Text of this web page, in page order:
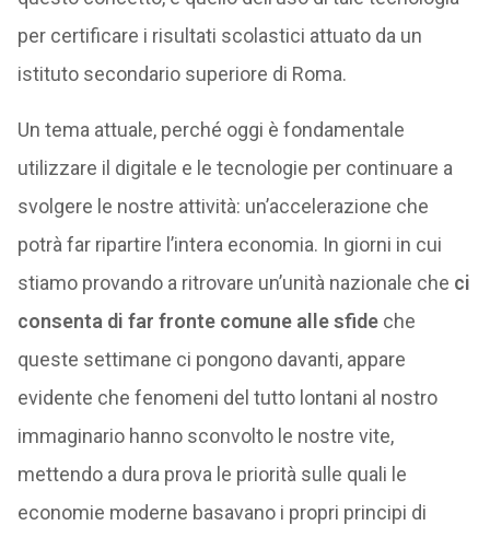
per certificare i risultati scolastici attuato da un
istituto secondario superiore di Roma.
Un tema attuale, perché oggi è fondamentale
utilizzare il digitale e le tecnologie per continuare a
svolgere le nostre attività: un’accelerazione che
potrà far ripartire l’intera economia. In giorni in cui
stiamo provando a ritrovare un’unità nazionale che ci
consenta di far fronte comune alle sfideche
queste settimane ci pongono davanti, appare
evidente che fenomeni del tutto lontani al nostro
immaginario hanno sconvolto le nostre vite,
mettendo a dura prova le priorità sulle quali le
economie moderne basavano i propri principi di